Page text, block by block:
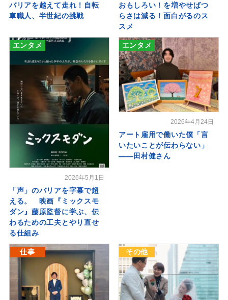
バリアを越えて走れ！自転
車職人、半世紀の挑戦
おもしろい！を増やせばつ
らさは減る！面白がるのス
スメ
エンタメ
2026年5月1日
「声」のバリアを字幕で超
える。 映画『ミックスモ
ダン』藤原監督に学ぶ、伝
わるための工夫とやり直せ
る仕組み
エンタメ
2026年4月24日
アート雇用で働いた僕「言
いたいことが伝わらない」
――田村健さん
仕事 その他